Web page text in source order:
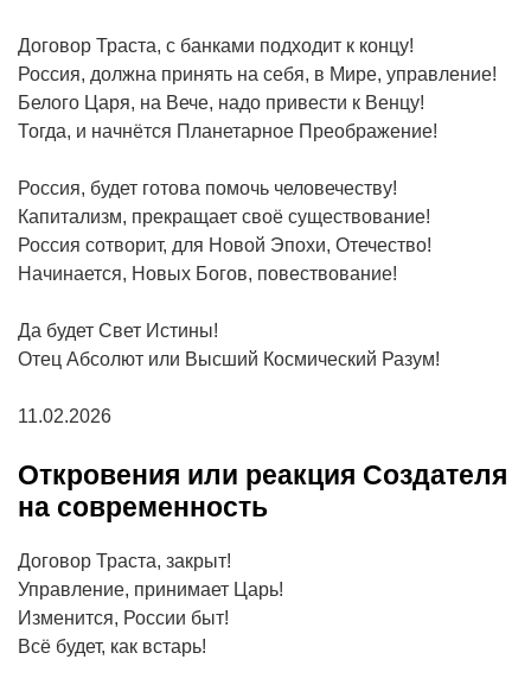
Договор Траста, с банками подходит к концу!
Россия, должна принять на себя, в Мире, управление!
Белого Царя, на Вече, надо привести к Венцу!
Тогда, и начнётся Планетарное Преображение!
Россия, будет готова помочь человечеству!
Капитализм, прекращает своё существование!
Россия сотворит, для Новой Эпохи, Отечество!
Начинается, Новых Богов, повествование!
Да будет Свет Истины!
Отец Абсолют или Высший Космический Разум!
11.02.2026
Откровения или реакция Создателя
на современность
Договор Траста, закрыт!
Управление, принимает Царь!
Изменится, России быт!
Всё будет, как встарь!